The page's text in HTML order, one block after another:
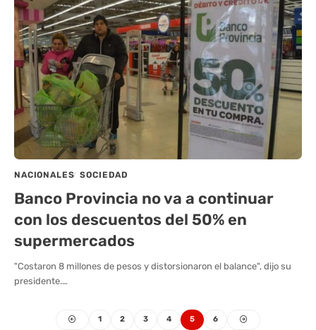
NACIONALES SOCIEDAD
Banco Provincia no va a continuar
con los descuentos del 50% en
supermercados
"Costaron 8 millones de pesos y distorsionaron el balance", dijo su
presidente.…
1 2 3 4 5 6